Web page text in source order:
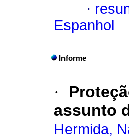
·
Espanhol
Informe
·
assunto
Hermida,